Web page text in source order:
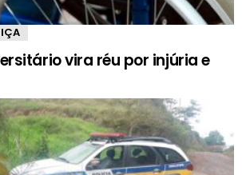
vira réu por injúria e